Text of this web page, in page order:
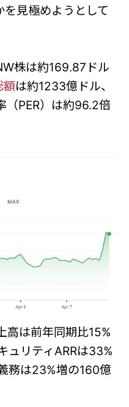
見極めようとして
株は約169.87ドル
額は約1233億ドル、
（PER）は約96.2倍
は前年同期比15%
ュリティARRは33%
務は23%増の160億